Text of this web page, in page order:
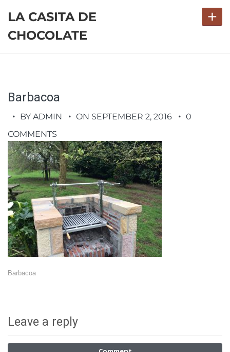
LA CASITA DE
CHOCOLATE
+
Barbacoa
BY ADMIN ON SEPTEMBER 2, 2016
0
COMMENTS
Barbacoa
Leave a reply